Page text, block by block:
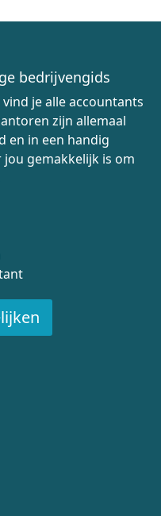
bedrijvengids
je alle accountants
zijn allemaal
en in een handig
gemakkelijk is om